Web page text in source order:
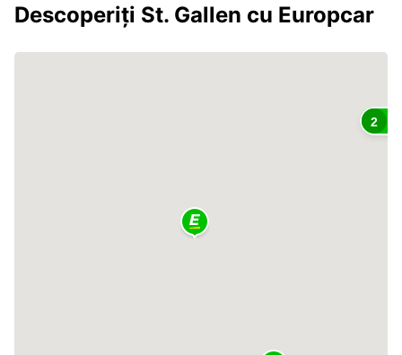
Descoperiți St. Gallen cu Europcar
2